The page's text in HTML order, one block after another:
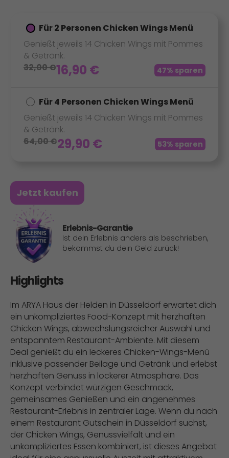
Für 2 Personen Chicken Wings Menü
Genießt jeweils 14 Chicken Wings mit Pommes
& Getränk.
32,00€16,90 € 47% sparen
Für 4 Personen Chicken Wings Menü
Genießt jeweils 14 Chicken Wings mit Pommes
& Getränk.
64,00€29,90 € 53% sparen
Jetzt kaufen
Erlebnis-Garantie
Ist dein Erlebnis anders als beschrieben,
bekommst du dein Geld zurück!
Highlights
Im ARYA Haus der Helden in Düsseldorf erwartet dich
ein unkompliziertes Food-Konzept mit herzhaften
Chicken Wings, abwechslungsreicher Auswahl und
entspanntem Restaurant-Ambiente. Mit diesem
Deal genießt du ein leckeres Chicken-Wings-Menü
inklusive passender Beilage und Getränk und erlebst
herzhaften Genuss in lockerer Atmosphäre. Das
Konzept verbindet würzigen Geschmack,
gemeinsames Genießen und ein angenehmes
Restaurant-Erlebnis in zentraler Lage. Wenn du nach
einem Restaurant Gutschein in Düsseldorf suchst,
der Chicken Wings, Genussvielfalt und ein
unkompliziertes Essen kombiniert, ist dieses Angebot